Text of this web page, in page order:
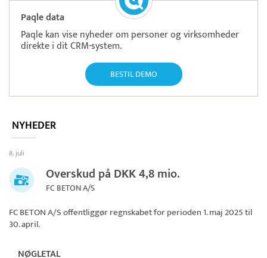
Paqle data
Paqle kan vise nyheder om personer og virksomheder
direkte i dit CRM-system.
BESTIL DEMO
NYHEDER
8. juli
Overskud på DKK 4,8 mio.
FC BETON A/S
FC BETON A/Soffentliggør regnskabet for perioden 1. maj 2025 til
30. april.
NØGLETAL